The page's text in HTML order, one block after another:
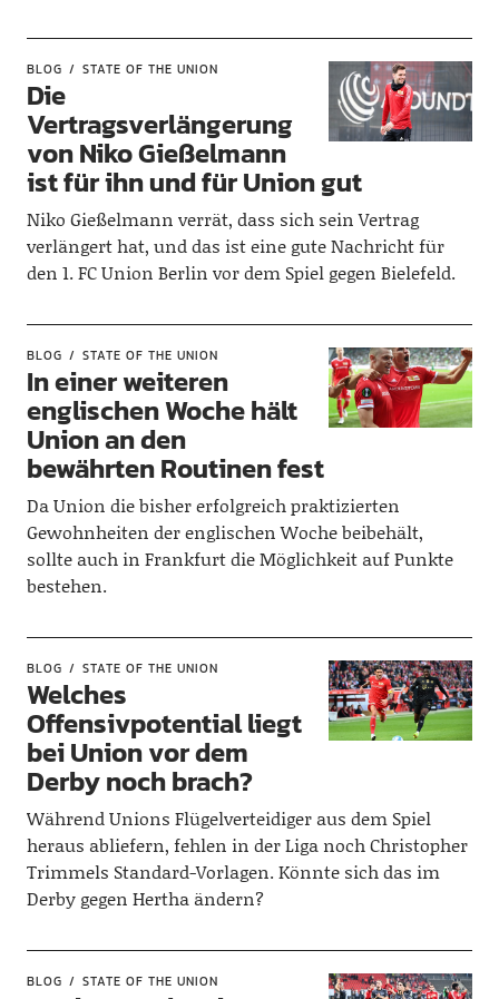
BLOG STATE OF THE UNION
Die
Vertragsverlängerung
von Niko Gießelmann
ist für ihn und für Union gut
Niko Gießelmann verrät, dass sich sein Vertrag
verlängert hat, und das ist eine gute Nachricht für
den 1. FC Union Berlin vor dem Spiel gegen Bielefeld.
BLOG STATE OF THE UNION
In einer weiteren
englischen Woche hält
Union an den
bewährten Routinen fest
Da Union die bisher erfolgreich praktizierten
Gewohnheiten der englischen Woche beibehält,
sollte auch in Frankfurt die Möglichkeit auf Punkte
bestehen.
BLOG STATE OF THE UNION
Welches
Offensivpotential liegt
bei Union vor dem
Derby noch brach?
Während Unions Flügelverteidiger aus dem Spiel
heraus abliefern, fehlen in der Liga noch Christopher
Trimmels Standard-Vorlagen. Könnte sich das im
Derby gegen Hertha ändern?
BLOG STATE OF THE UNION